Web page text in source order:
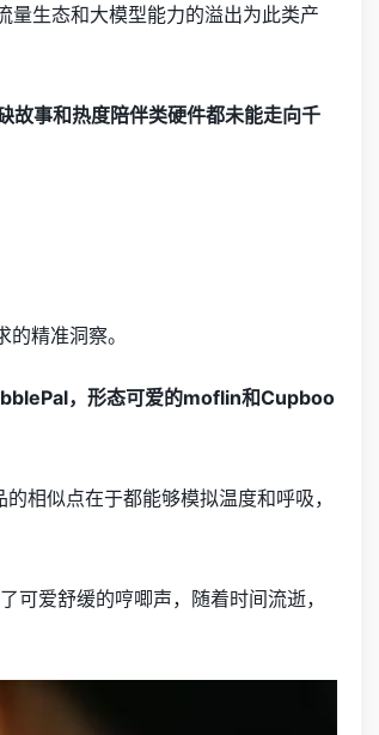
量生态和大模型能力的溢出为此类产
事和热度陪伴类硬件都未能走向千
精准洞察。
，形态可爱的moflin和Cupboo
相似点在于都能够模拟温度和呼吸，
爱舒缓的哼唧声，随着时间流逝，